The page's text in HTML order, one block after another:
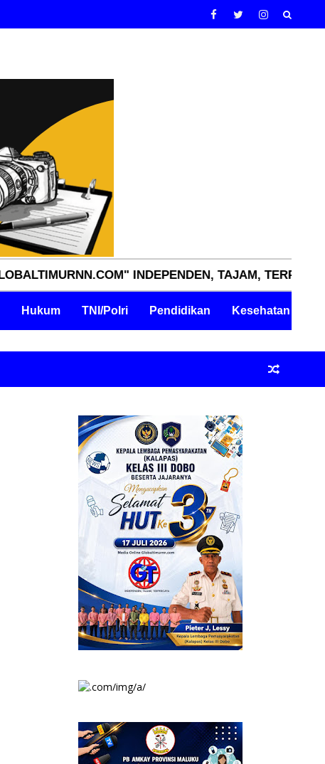
INDEPENDEN, TAJAM, TERPERCAYA.
Hukum TNI/Polri Pendidikan Kesehatan